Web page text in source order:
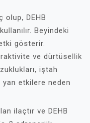
DEHB
Beyindeki
gösterir.
ve dürtüsellik
iştah
yan etkilere neden
ilaçtır ve DEHB